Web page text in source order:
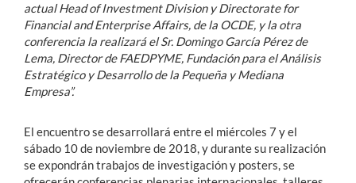
actual Head of Investment Division y Directorate for
Financial and Enterprise Affairs, de la OCDE, y la otra
conferencia la realizará el Sr. Domingo García Pérez de
Lema, Director de FAEDPYME, Fundación para el Análisis
Estratégico y Desarrollo de la Pequeña y Mediana
Empresa”.
El encuentro se desarrollará entre el miércoles 7 y el
sábado 10 de noviembre de 2018, y durante su realización
se expondrán trabajos de investigación y posters, se